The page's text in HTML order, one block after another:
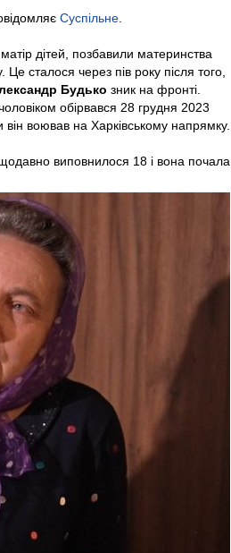
Суспільне
матір дітей, позбавили материнства
Це сталося через пів року після того,
Будько зник на фронті.
обірвався 28 грудня 2023
він воював на Харківському напрямку.
виповнилося 18 і вона почала